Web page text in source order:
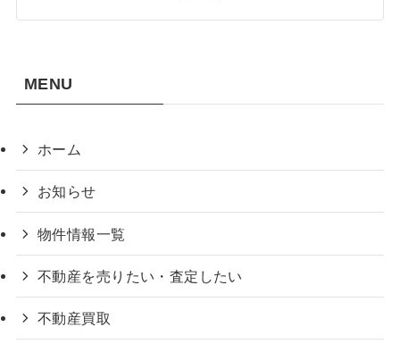
MENU
ホーム
お知らせ
物件情報一覧
不動産を売りたい・査定したい
不動産買取